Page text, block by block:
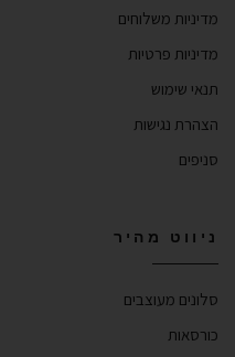
מדיניות משלוחים
מדיניות פרטיות
תנאי שימוש
הצהרת נגישות
סניפים
ניווט מהיר
סלונים מעוצבים
כורסאות